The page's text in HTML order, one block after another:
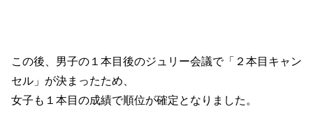
この後、男子の１本目後のジュリー会議で「２本目キャン
セル」が決まったため、
女子も１本目の成績で順位が確定となりました。